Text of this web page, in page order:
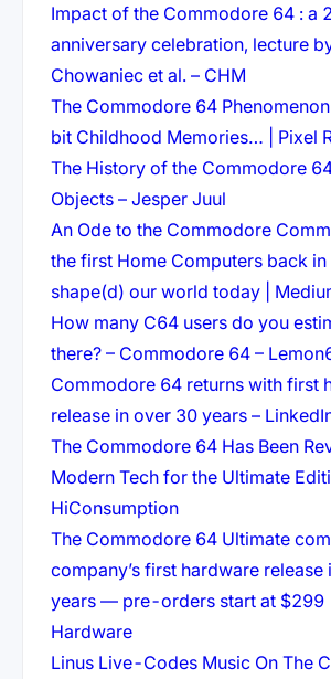
Impact of the Commodore 64 : a
anniversary celebration, lecture
Chowaniec et al. – CHM(öffnet in
The Commodore 64
bit Childhood Memories… | Pixel
The History of the Commodore
Objects – Jesper Juul(öffnet in
An Ode to the Commodore
the first Home Computers back in
shape(d) our world today |
How many C64 users do you
there? – Commodore 64 –
Commodore 64 returns with first
release in over 30 years –
The Commodore 64 Has Been
Modern Tech for the Ultimate
HiConsumption(öffnet in neuem
The Commodore 64 Ultimate
company’s first hardware release
years — pre-orders start at $299 |
Hardware(öffnet in neuem Tab)
Linus Live-Codes Music On The